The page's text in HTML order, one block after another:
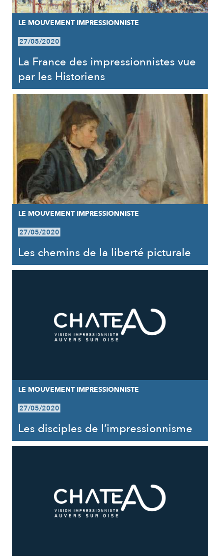
LE MOUVEMENT IMPRESSIONNISTE
27/05/2020
La France des impressionnistes vue
par les Historiens
LE MOUVEMENT IMPRESSIONNISTE
27/05/2020
Les chemins de la liberté picturale
LE MOUVEMENT IMPRESSIONNISTE
27/05/2020
Les disciples de l’impressionnisme